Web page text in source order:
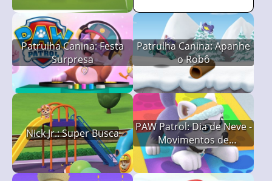
Patrulha Canina: Festa
Surpresa
Patrulha Canina: Apanhe
o Robô
Nick Jr.: Super Busca
PAW Patrol: Dia de Neve -
Movimentos de
Matemática